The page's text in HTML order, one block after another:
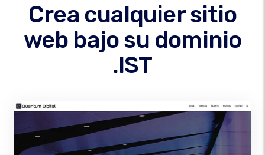
Crea cualquier sitio
web bajo su dominio
.IST